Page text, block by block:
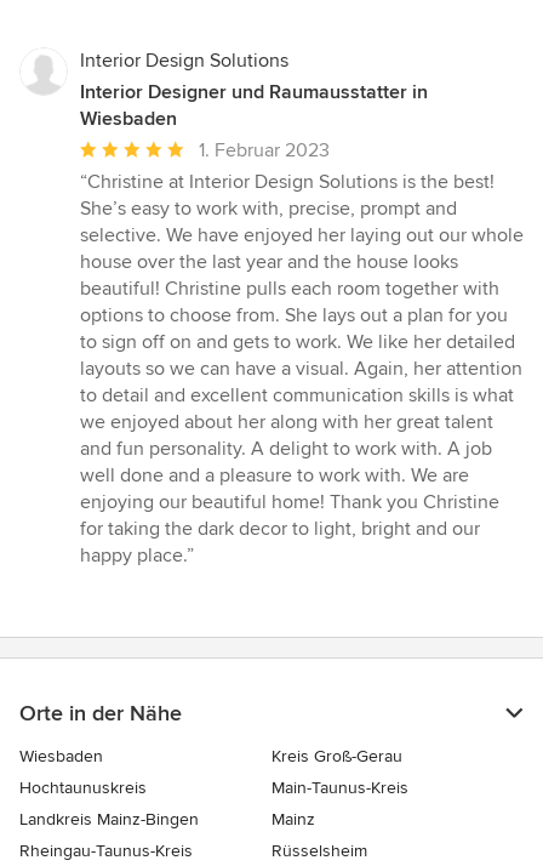
Interior Design Solutions
Interior Designer und Raumausstatter in
Wiesbaden
Durchschnittliche
Bewertung:
5
von
5
Sternen
1. Februar 2023
“Christine at Interior Design Solutions is the best!
She’s easy to work with, precise, prompt and
selective. We have enjoyed her laying out our whole
house over the last year and the house looks
beautiful! Christine pulls each room together with
options to choose from. She lays out a plan for you
to sign off on and gets to work. We like her detailed
layouts so we can have a visual. Again, her attention
to detail and excellent communication skills is what
we enjoyed about her along with her great talent
and fun personality. A delight to work with. A job
well done and a pleasure to work with. We are
enjoying our beautiful home! Thank you Christine
for taking the dark decor to light, bright and our
happy place.”
Orte in der Nähe
Wiesbaden
Kreis Groß-Gerau
Hochtaunuskreis
Main-Taunus-Kreis
Landkreis Mainz-Bingen
Mainz
Rheingau-Taunus-Kreis
Rüsselsheim